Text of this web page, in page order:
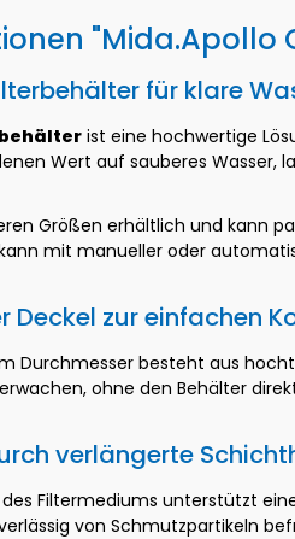
"Mida.Apollo
für klare
ist eine hochwertige
Wert auf sauberes
Größen erhältlich und kann
mit manueller oder
Deckel zur einfachen
Durchmesser besteht aus
ohne den Behälter
verlängerte
Filtermediums unterstützt
von Schmutzpartikeln